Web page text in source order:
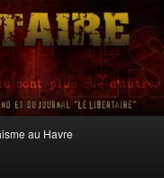
au Havre